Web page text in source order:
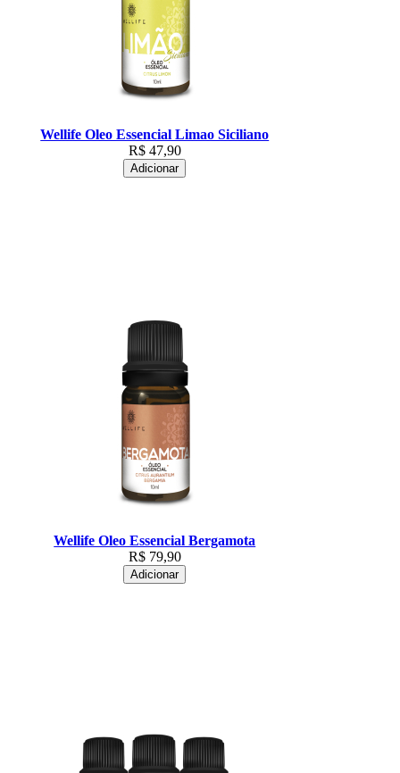
Wellife Oleo Essencial Limao Siciliano
R$ 47,90
Adicionar
Wellife Oleo Essencial Bergamota
R$ 79,90
Adicionar